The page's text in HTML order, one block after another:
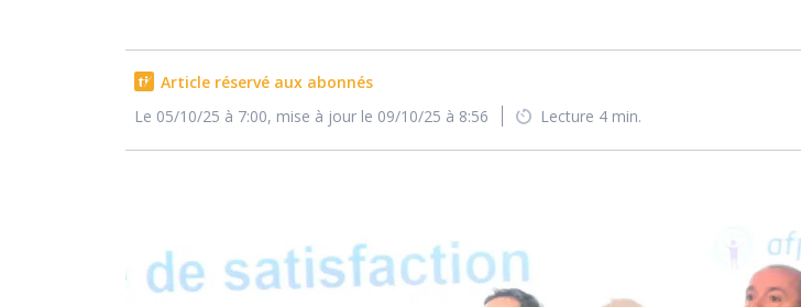
Article réservé aux abonnés
Le 05/10/25 à 7:00, mise à jour le 09/10/25 à 8:56
Lecture 4 min.